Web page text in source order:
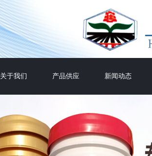
关于我们 产品供应 新闻动态